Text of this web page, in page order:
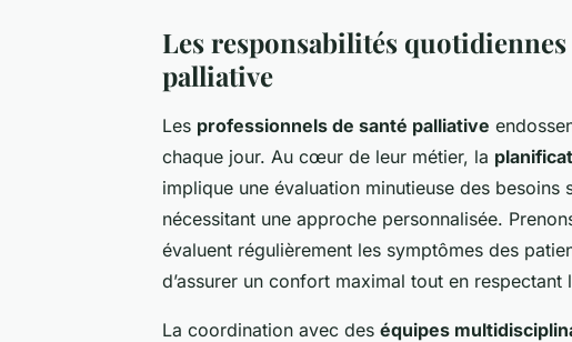
Les responsabilités
palliative
Les professionnels de santé palliative
chaque jour. Au cœur de leur métier, la
implique une évaluation minutieuse des
nécessitant une approche personnalisée.
évaluent régulièrement les symptômes des
d’assurer un confort maximal tout en respectant
La coordination avec des équipes